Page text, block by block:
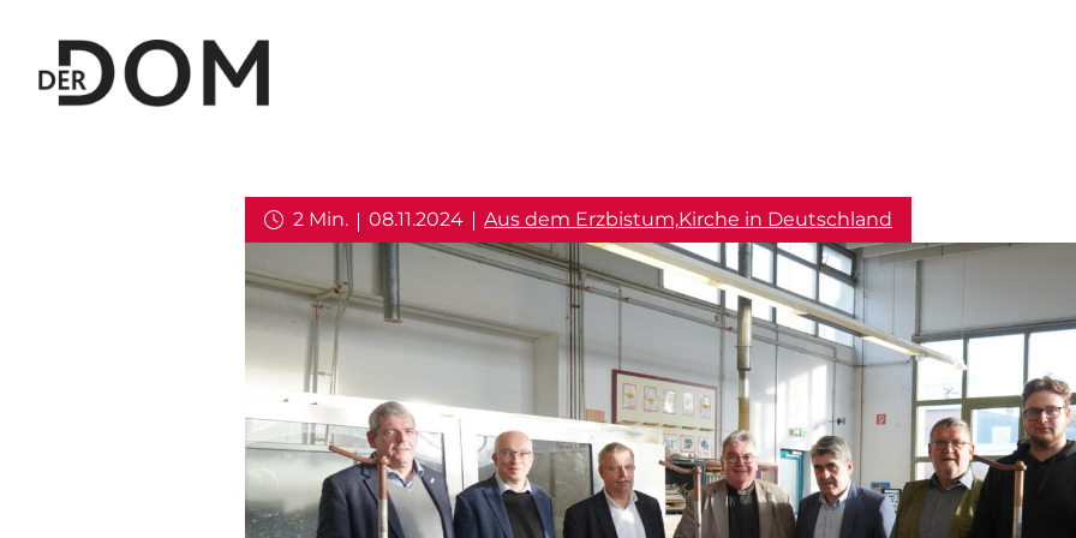
2 Min. 08.11.2024 Aus dem Erzbistum,Kirche in Deutschland